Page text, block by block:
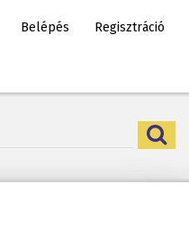
Belépés Regisztráció